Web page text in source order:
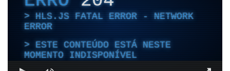
HLS.JS FATAL ERROR - NETWORK
ERROR
ESTE CONTEÚDO ESTÁ NESTE
MOMENTO INDISPONÍVEL